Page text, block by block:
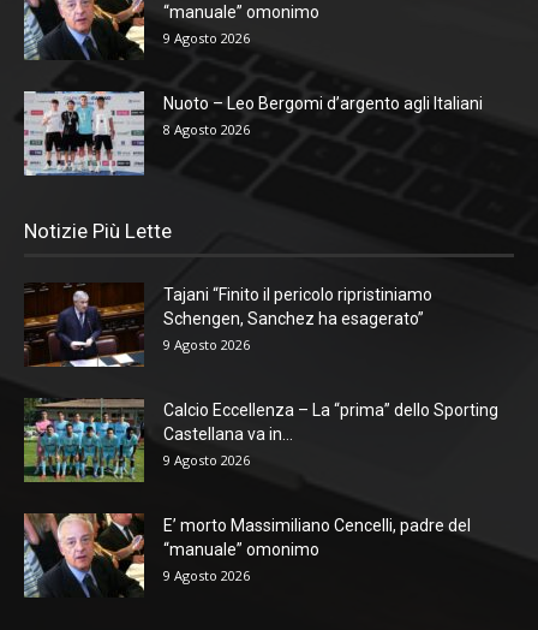
“manuale” omonimo
9 Agosto 2026
Nuoto – Leo Bergomi d’argento agli Italiani
8 Agosto 2026
Notizie Più Lette
Tajani “Finito il pericolo ripristiniamo
Schengen, Sanchez ha esagerato”
9 Agosto 2026
Calcio Eccellenza – La “prima” dello Sporting
Castellana va in...
9 Agosto 2026
E’ morto Massimiliano Cencelli, padre del
“manuale” omonimo
9 Agosto 2026